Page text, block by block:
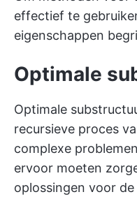
effectief te
eigenschappen
Optimale
Optimale
recursieve proces
complexe
ervoor moeten
oplossingen voor